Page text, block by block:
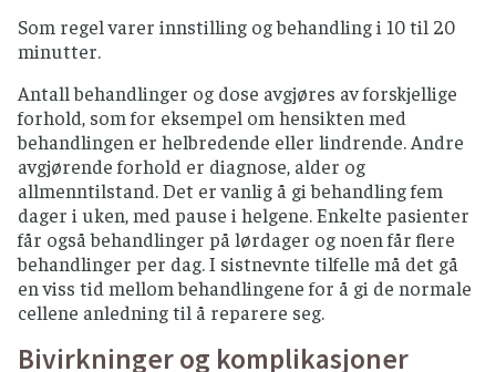
Som regel varer innstilling og behandling i 10 til 20
minutter.
Antall behandlinger og dose avgjøres av forskjellige
forhold, som for eksempel om hensikten med
behandlingen er helbredende eller lindrende. Andre
avgjørende forhold er diagnose, alder og
allmenntilstand. Det er vanlig å gi behandling fem
dager i uken, med pause i helgene. Enkelte pasienter
får også behandlinger på lørdager og noen får flere
behandlinger per dag. I sistnevnte tilfelle må det gå
en viss tid mellom behandlingene for å gi de normale
cellene anledning til å reparere seg.
Bivirkninger og komplikasjoner